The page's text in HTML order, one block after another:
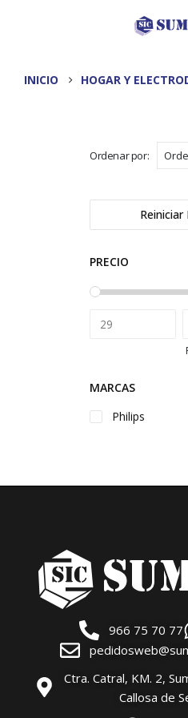
INICIO HOGAR Y
Ordenar por:
Reiniciar
PRECIO
MARCAS
Philips
966 75 70 77
Ctra. Catral, KM. 2,
Callosa de